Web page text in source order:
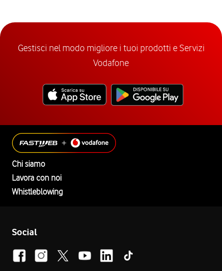
Gestisci nel modo migliore i tuoi prodotti e Servizi
Vodafone
Chi siamo
Lavora con noi
Whistleblowing
Social